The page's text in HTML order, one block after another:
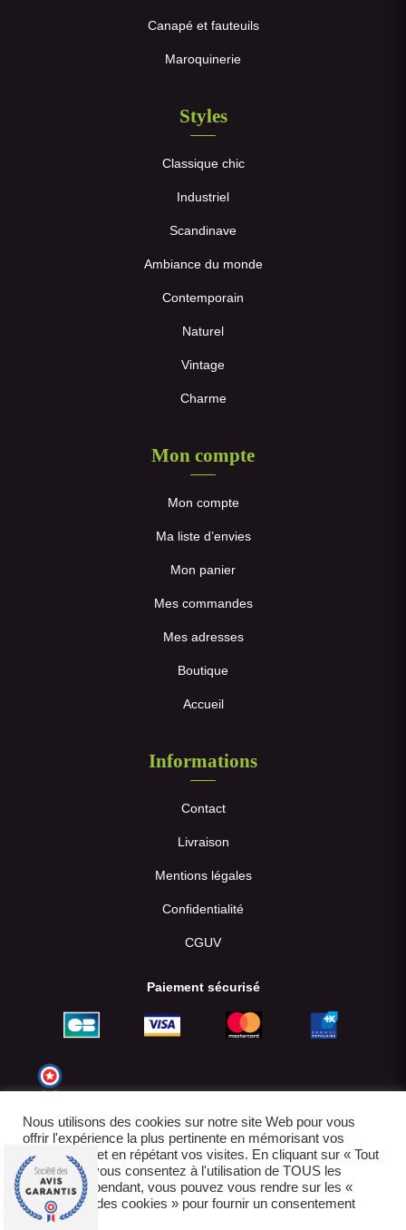
Canapé et fauteuils
Maroquinerie
Styles
Classique chic
Industriel
Scandinave
Ambiance du monde
Contemporain
Naturel
Vintage
Charme
Mon compte
Mon compte
Ma liste d’envies
Mon panier
Mes commandes
Mes adresses
Boutique
Accueil
Informations
Contact
Livraison
Mentions légales
Confidentialité
CGUV
Paiement sécurisé
Nous utilisons des cookies sur notre site Web pour vous
offrir l'expérience la plus pertinente en mémorisant vos
préférences et en répétant vos visites. En cliquant sur « Tout
accepter », vous consentez à l'utilisation de TOUS les
cookies. Cependant, vous pouvez vous rendre sur les «
Paramètres des cookies » pour fournir un consentement
contrôlé.